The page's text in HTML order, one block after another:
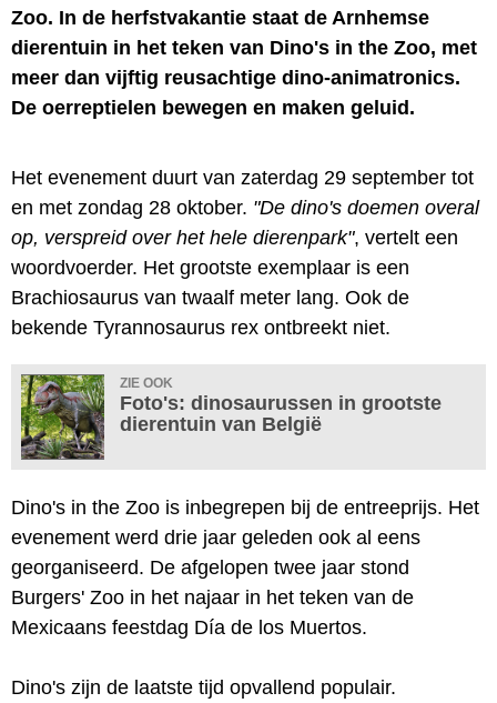
Zoo. In de herfstvakantie staat de Arnhemse
dierentuin in het teken van Dino's in the Zoo, met
meer dan vijftig reusachtige dino-animatronics.
De oerreptielen bewegen en maken geluid.
Het evenement duurt van zaterdag 29 september tot
en met zondag 28 oktober. "De dino's doemen overal
op, verspreid over het hele dierenpark", vertelt een
woordvoerder. Het grootste exemplaar is een
Brachiosaurus van twaalf meter lang. Ook de
bekende Tyrannosaurus rex ontbreekt niet.
ZIE OOK
Foto's: dinosaurussen in grootste
dierentuin van België
Dino's in the Zoo is inbegrepen bij de entreeprijs. Het
evenement werd drie jaar geleden ook al eens
georganiseerd. De afgelopen twee jaar stond
Burgers' Zoo in het najaar in het teken van de
Mexicaans feestdag Día de los Muertos.
Dino's zijn de laatste tijd opvallend populair.